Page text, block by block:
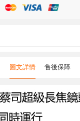
圖文詳情 售後保障